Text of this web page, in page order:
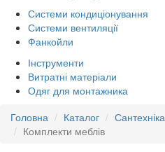
Системи кондиціонування
Системи вентиляції
Фанкойли
Інструменти
Витратні матеріали
Одяг для монтажника
Головна
Каталог Сантехніка
Комплекти меблів